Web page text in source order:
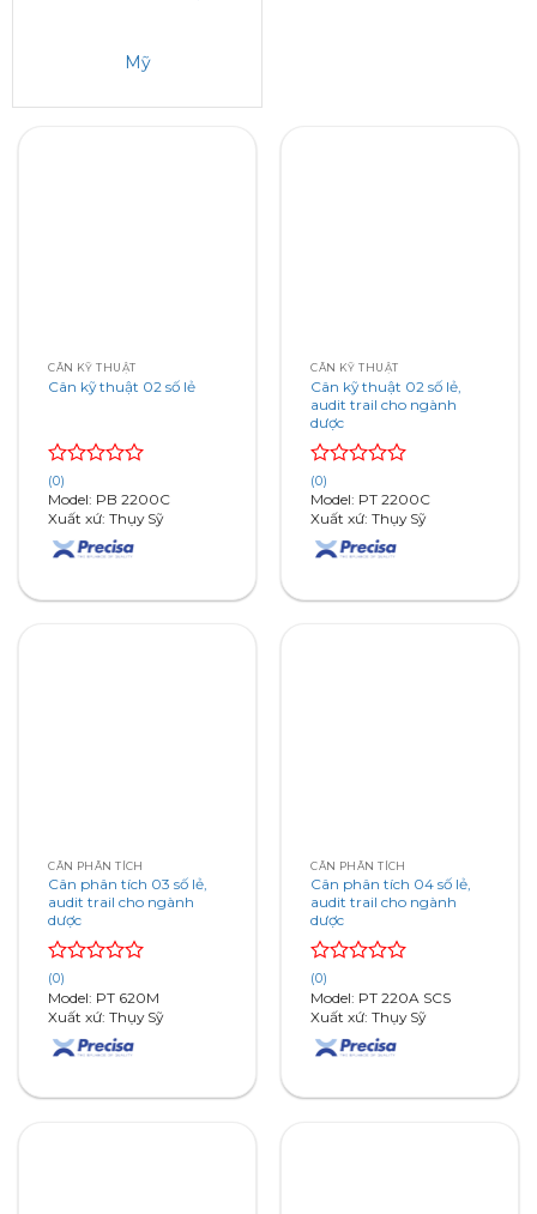
CÂN KỸ THUẬT
Cân kỹ thuật 02 số lẻ
Rated
0
out
of
5
(0)
Model: PB 2200C
Xuất xứ: Thụy Sỹ
CÂN KỸ THUẬT
Cân kỹ thuật 02 số lẻ,
audit trail cho ngành
dược
Rated
0
out
of
5
(0)
Model: PT 2200C
Xuất xứ: Thụy Sỹ
CÂN PHÂN TÍCH
Cân phân tích 03 số lẻ,
audit trail cho ngành
dược
Rated
0
out
of
5
(0)
Model: PT 620M
Xuất xứ: Thụy Sỹ
CÂN PHÂN TÍCH
Cân phân tích 04 số lẻ,
audit trail cho ngành
dược
Rated
0
out
of
5
(0)
Model: PT 220A SCS
Xuất xứ: Thụy Sỹ